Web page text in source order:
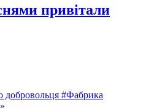
привітали
добровольця #Фабрика